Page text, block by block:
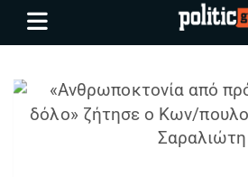
Skip
Ειδήσεις
Θεσσαλονίκη,
όλο τον
politic.gr